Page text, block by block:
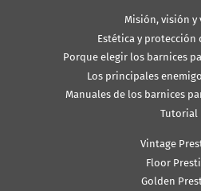
Misión, visión y
Estética y protección
Porque elegir los barnices
Los principales
Manuales de los barnices
Tutorial
Vintage
Floor
Golden